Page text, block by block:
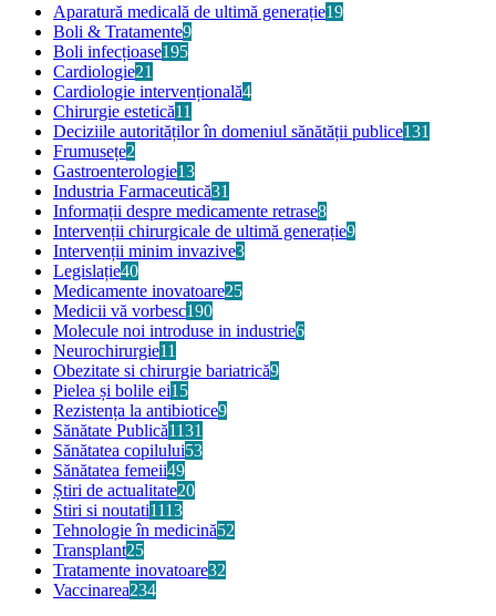
Aparatură medicală de ultimă generație19
Boli & Tratamente9
Boli infecțioase195
Cardiologie21
Cardiologie intervențională4
Chirurgie estetică11
Deciziile autorităților în domeniul sănătății publice131
Frumusețe2
Gastroenterologie13
Industria Farmaceutică31
Informații despre medicamente retrase8
Intervenții chirurgicale de ultimă generație9
Intervenții minim invazive3
Legislație40
Medicamente inovatoare25
Medicii vă vorbesc190
Molecule noi introduse in industrie6
Neurochirurgie11
Obezitate si chirurgie bariatrică9
Pielea și bolile ei15
Rezistența la antibiotice9
Sănătate Publică1131
Sănătatea copilului53
Sănătatea femeii49
Știri de actualitate20
Stiri si noutati1113
Tehnologie în medicină52
Transplant25
Tratamente inovatoare32
Vaccinarea234